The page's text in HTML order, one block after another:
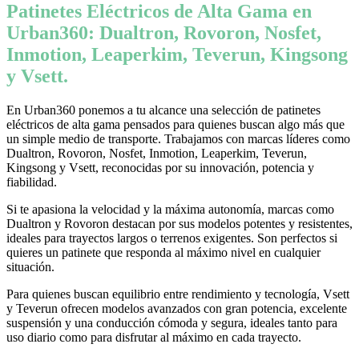
Patinetes Eléctricos de Alta Gama en
Urban360: Dualtron, Rovoron, Nosfet,
Inmotion, Leaperkim, Teverun, Kingsong
y Vsett.
En Urban360 ponemos a tu alcance una selección de patinetes
eléctricos de alta gama pensados para quienes buscan algo más que
un simple medio de transporte. Trabajamos con marcas líderes como
Dualtron, Rovoron, Nosfet, Inmotion, Leaperkim, Teverun,
Kingsong y Vsett, reconocidas por su innovación, potencia y
fiabilidad.
Si te apasiona la velocidad y la máxima autonomía, marcas como
Dualtron y Rovoron destacan por sus modelos potentes y resistentes,
ideales para trayectos largos o terrenos exigentes. Son perfectos si
quieres un patinete que responda al máximo nivel en cualquier
situación.
Para quienes buscan equilibrio entre rendimiento y tecnología, Vsett
y Teverun ofrecen modelos avanzados con gran potencia, excelente
suspensión y una conducción cómoda y segura, ideales tanto para
uso diario como para disfrutar al máximo en cada trayecto.